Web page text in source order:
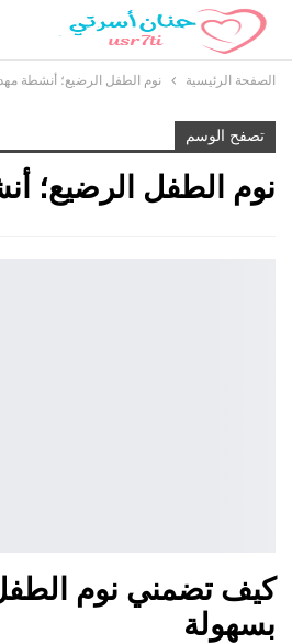
الصفحة الرئيسية نوم الطفل الرضيع؛ أنشطة
تصفح الوسم
نوم الطفل الرضيع؛
كيف تضمني نوم
بسهولة